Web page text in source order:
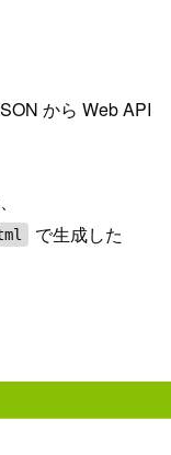
から Web API
で生成した